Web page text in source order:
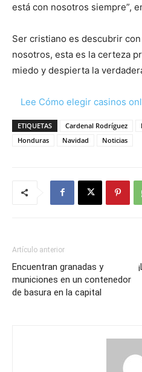
está con nosotros siempre”,
Ser cristiano es descubrir
nosotros, esta es la certeza
miedo y despierta la
Lee Cómo elegir casinos
ETIQUETAS Cardenal Rodríguez
Honduras
Navidad Noticias
Artículo anterior
Encuentran granadas y
municiones en un contenedor
de basura en la capital